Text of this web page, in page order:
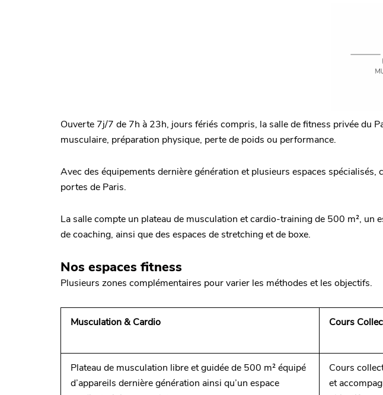
Ouverte 7j/7 de 7h à 23h, jours fériés compris, la salle de fitness privée du
musculaire, préparation physique, perte de poids ou performance.
Avec des équipements dernière génération et plusieurs espaces
portes de Paris.
La salle compte un plateau de musculation et cardio-training de 500 m²,
de coaching, ainsi que des espaces de stretching et de boxe.
Nos espaces fitness
Plusieurs zones complémentaires pour varier les méthodes et les objectifs.
Musculation & Cardio Cours
Plateau de musculation libre et guidée de 500 m² équipé
d’appareils dernière génération ainsi qu’un espace
Cours
et